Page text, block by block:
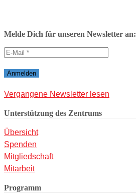
Melde Dich für unseren Newsletter an:
Vergangene Newsletter lesen
Unterstützung des Zentrums
Übersicht
Spenden
Mitgliedschaft
Mitarbeit
Programm